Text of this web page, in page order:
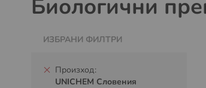
Биологични
ИЗБРАНИ ФИЛТРИ
Произход
UNICHEM Словения